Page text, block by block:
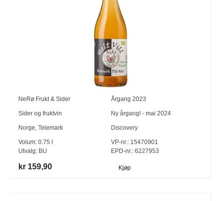
NeRø Frukt & Sider Årgang 2023
Sider og fruktvin Ny årgang! - mai 2024
Norge,Telemark Discovery
Volum:0.75
Utvalg: BU
VP-nr.:15470901
EPD-nr.: 6227953
kr 159,90 Kjøp